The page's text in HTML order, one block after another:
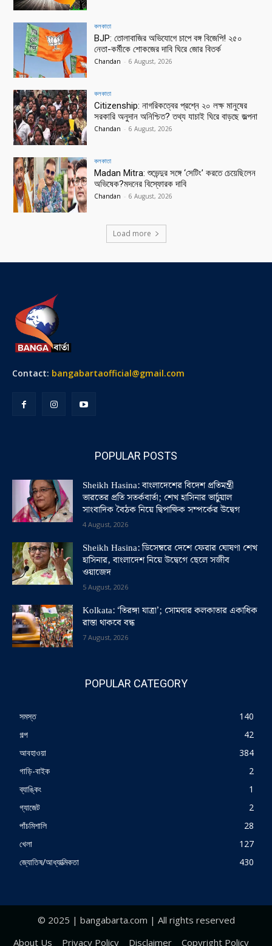
কলকাতা
BJP: তোলাবাজির অভিযোগে চাপে বঙ্গ বিজেপি! ২৫০
নেতা-কর্মীকে শোকজের দাবি ঘিরে জোর বিতর্ক
Chandan - 6 August, 2026
কলকাতা
Citizenship: নাগরিকত্বের প্রশ্নে ২০ লক্ষ মানুষের
সরকারি অনুদান অনিশ্চিত? তথ্য যাচাই ঘিরে বাড়ছে জল্পনা
Chandan - 6 August, 2026
কলকাতা
Madan Mitra: শুভেন্দুর সঙ্গে ‘সেটিং’ করতে চেয়েছিলেন
অভিষেক?মদনের বিস্ফোরক দাবি
Chandan - 6 August, 2026
Load more
Contact: bangabartaofficial@gmail.com
POPULAR POSTS
Sheikh Hasina: বাংলাদেশের বিদেশ প্রতিমন্ত্রী
ভারতের প্রতি সতর্কবার্তা; শেখ হাসিনার ভার্চুয়াল
সাংবাদিক বৈঠক নিয়ে দ্বিপাক্ষিক সম্পর্কের উদ্বেগ
4 August, 2026
Sheikh Hasina: ডিসেম্বরে দেশে ফেরার ঘোষণা শেখ
হাসিনার, বাংলাদেশ নিয়ে উদ্বেগে ছেলে সজীব
ওয়াজেদ
5 August, 2026
Kolkata: ‘তিরঙ্গা যাত্রা’; সোমবার কলকাতার একাধিক
রাস্তা থাকবে বন্ধ
7 August, 2026
POPULAR CATEGORY
সমস্ত
140
গল্প
42
আবহাওয়া
384
গাড়ি-বাইক
2
ব্যাঙ্কিং
1
গ্যাজেট
2
পাঁচমিশালি
28
খেলা
127
জ্যোতিষ/আধ্যাত্মিকতা
430
© 2025 | bangabarta.com | All rights reserved
About Us
Privacy Policy Disclaimer Copyright Policy